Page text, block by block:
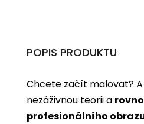
POPIS PRODUKTU
Chcete začít malovat?
nezáživnou teorii a
profesionálního